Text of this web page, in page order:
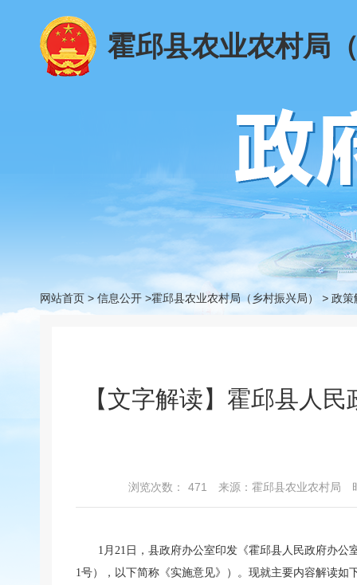
霍邱县农业农村局
网站首页 > 信息公开 >霍邱县农业农村局（乡村振兴局） > 政策
【文字解读】霍邱县人
浏览次数： 471 来源：霍邱县农业农村局
1月21日，县政府办公室印发《霍邱县人民政府办
1号），以下简称《实施意见》）。现就主要内容解读如